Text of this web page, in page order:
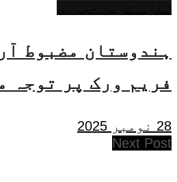
ہندوستان مضبوط
فریم ورک پر توجہ
28 نومبر 2025
Next Post